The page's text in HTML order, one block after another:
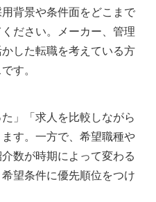
背景や条件面をどこまで
ださい。メーカー、管理
した転職を考えている方
す。
」「求人を比較しながら
す。一方で、希望職種や
数が時期によって変わる
望条件に優先順位をつけ